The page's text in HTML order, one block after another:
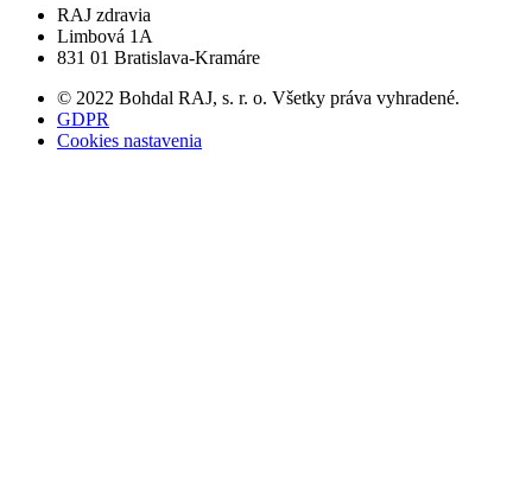
RAJ zdravia
Limbová 1A
831 01 Bratislava-Kramáre
© 2022 Bohdal RAJ, s. r. o. Všetky práva vyhradené.
GDPR
Cookies nastavenia